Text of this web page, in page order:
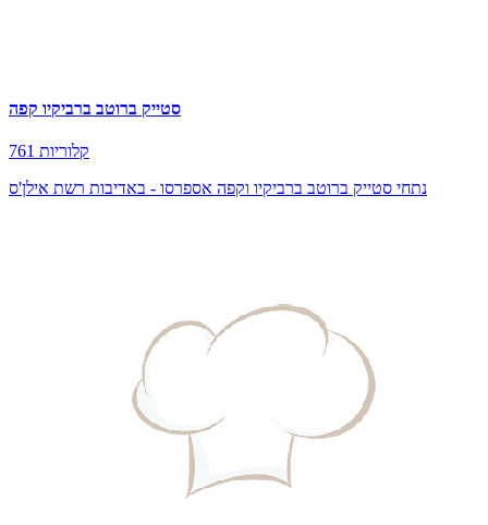
סטייק ברוטב ברביקיו קפה
761 קלוריות
נתחי סטייק ברוטב ברביקיו וקפה אספרסו - באדיבות רשת אילן'ס